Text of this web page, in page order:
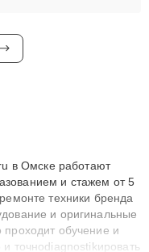
в Омске работают
и стажем от 5
техники бренда
и оригинальные
обучение и
точноdiagnostikировать